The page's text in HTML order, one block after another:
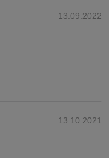
13.09.2022
13.10.2021